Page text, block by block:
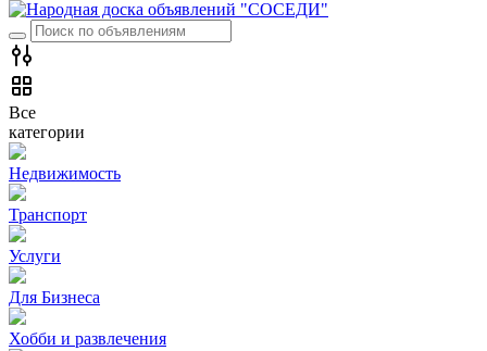
Все
категории
Недвижимость
Транспорт
Услуги
Для Бизнеса
Хобби и развлечения